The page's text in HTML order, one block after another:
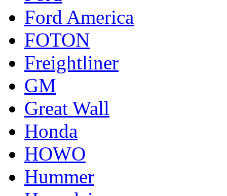
Ford America
FOTON
Freightliner
GM
Great Wall
Honda
HOWO
Hummer